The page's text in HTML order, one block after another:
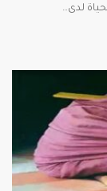
لدى…